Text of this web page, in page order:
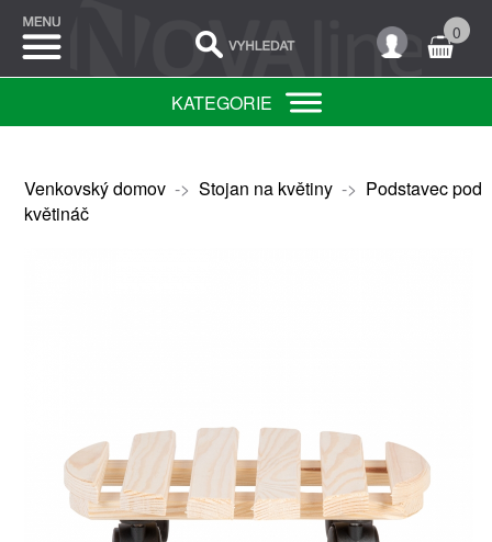
0
KATEGORIE
Venkovský domov-> Stojan na květiny-> Podstavec pod
květináč